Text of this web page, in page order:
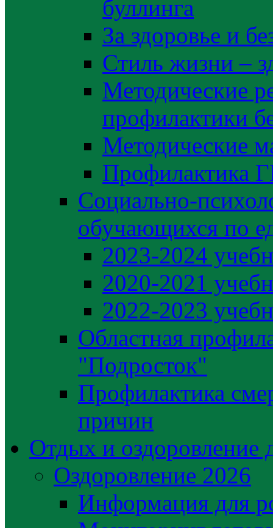
буллинга
За здоровье и
Стиль жизни –
Методические
профилактики
Методические
Социально-
обучающихся по
2023-2024
2020-2021
2022-2023
Областная
"Подросток"
Профилактика
причин
Отдых и оздоровление
Оздоровление 2026
Информация для